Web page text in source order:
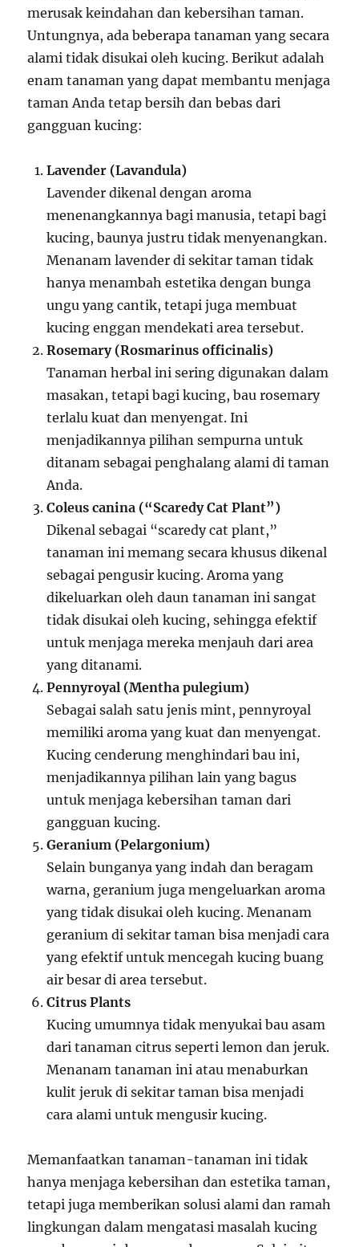
merusak keindahan dan kebersihan taman.
Untungnya, ada beberapa tanaman yang secara
alami tidak disukai oleh kucing. Berikut adalah
enam tanaman yang dapat membantu menjaga
taman Anda tetap bersih dan bebas dari
gangguan kucing:
Lavender (Lavandula)
Lavender dikenal dengan aroma
menenangkannya bagi manusia, tetapi bagi
kucing, baunya justru tidak menyenangkan.
Menanam lavender di sekitar taman tidak
hanya menambah estetika dengan bunga
ungu yang cantik, tetapi juga membuat
kucing enggan mendekati area tersebut.
Rosemary (Rosmarinus officinalis)
Tanaman herbal ini sering digunakan dalam
masakan, tetapi bagi kucing, bau rosemary
terlalu kuat dan menyengat. Ini
menjadikannya pilihan sempurna untuk
ditanam sebagai penghalang alami di taman
Anda.
Coleus canina (“Scaredy Cat Plant”)
Dikenal sebagai “scaredy cat plant,”
tanaman ini memang secara khusus dikenal
sebagai pengusir kucing. Aroma yang
dikeluarkan oleh daun tanaman ini sangat
tidak disukai oleh kucing, sehingga efektif
untuk menjaga mereka menjauh dari area
yang ditanami.
Pennyroyal (Mentha pulegium)
Sebagai salah satu jenis mint, pennyroyal
memiliki aroma yang kuat dan menyengat.
Kucing cenderung menghindari bau ini,
menjadikannya pilihan lain yang bagus
untuk menjaga kebersihan taman dari
gangguan kucing.
Geranium (Pelargonium)
Selain bunganya yang indah dan beragam
warna, geranium juga mengeluarkan aroma
yang tidak disukai oleh kucing. Menanam
geranium di sekitar taman bisa menjadi cara
yang efektif untuk mencegah kucing buang
air besar di area tersebut.
Citrus Plants
Kucing umumnya tidak menyukai bau asam
dari tanaman citrus seperti lemon dan jeruk.
Menanam tanaman ini atau menaburkan
kulit jeruk di sekitar taman bisa menjadi
cara alami untuk mengusir kucing.
Memanfaatkan tanaman-tanaman ini tidak
hanya menjaga kebersihan dan estetika taman,
tetapi juga memberikan solusi alami dan ramah
lingkungan dalam mengatasi masalah kucing